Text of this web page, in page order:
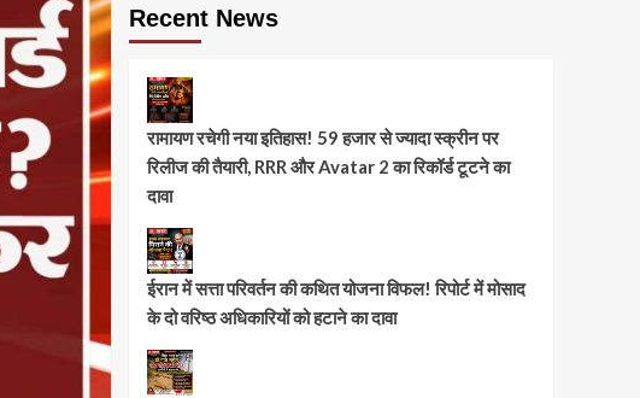
Recent News
रामायण रचेगी नया इतिहास! 59 हजार से ज्यादा स्क्रीन पर
रिलीज की तैयारी, RRR और Avatar 2 का रिकॉर्ड टूटने का
दावा
ईरान में सत्ता परिवर्तन की कथित योजना विफल! रिपोर्ट में मोसाद
के दो वरिष्ठ अधिकारियों को हटाने का दावा